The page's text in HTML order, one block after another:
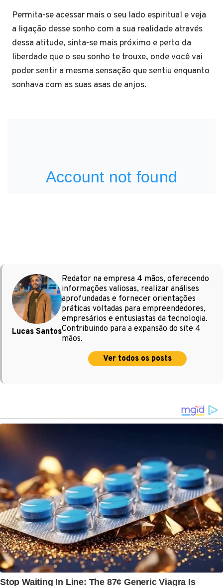
Permita-se acessar mais o seu lado espiritual e veja
a ligação desse sonho com a sua realidade através
dessa atitude, sinta-se mais próximo e perto da
liberdade que o seu sonho te trouxe, onde você vai
poder sentir a mesma sensação que sentiu enquanto
sonhava com as suas asas de anjos.
Lucas Santos
Redator na empresa 4 mãos, oferecendo
informações valiosas, realizar análises
aprofundadas e fornecer orientações
práticas voltadas para empreendedores,
empresários e entusiastas da tecnologia.
Contribuindo para a expansão do site 4
mãos.
Ver todos os posts